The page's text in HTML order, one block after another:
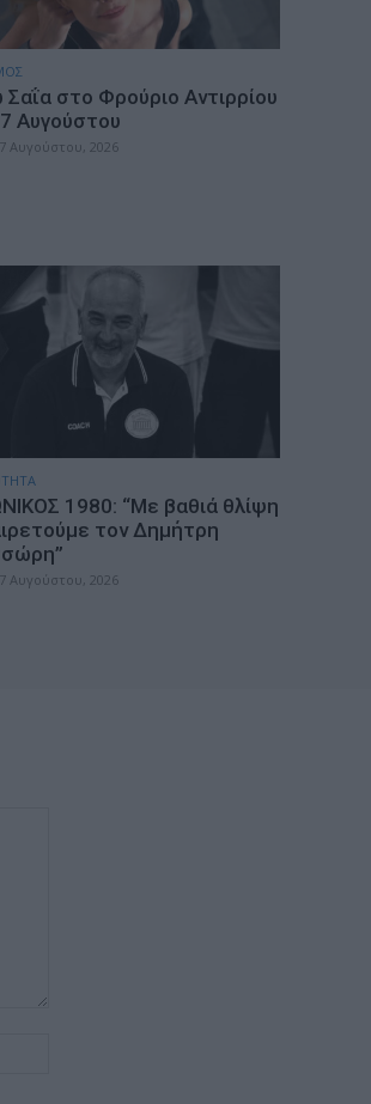
στο Φρούριο Αντιρρίου
Αυγούστου
7 Αυγούστου, 2026
1980: “Mε βαθιά θλίψη
τον Δημήτρη
7 Αυγούστου, 2026